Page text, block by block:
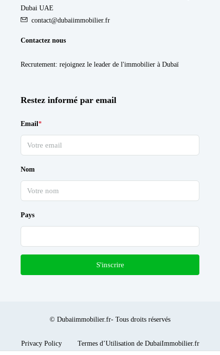
Dubai UAE
contact@dubaiimmobilier.fr
Contactez nous
Recrutement: rejoignez le leader de l'immobilier à Dubaï
Restez informé par email
Email*
Nom
Pays
S'inscrire
© Dubaiimmobilier.fr- Tous droits réservés
Privacy Policy Termes d’Utilisation de DubaiImmobilier.fr